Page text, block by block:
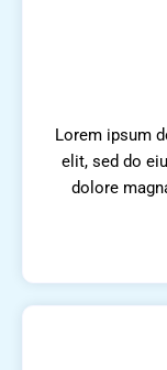
Lorem ipsum
elit, sed do
dolore